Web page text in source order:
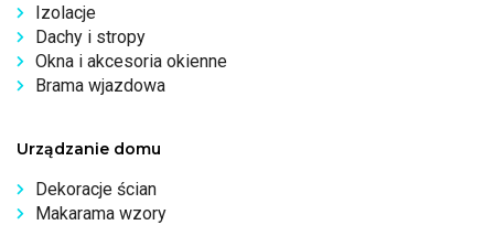
Izolacje
Dachy i stropy
Okna i akcesoria okienne
Brama wjazdowa
Urządzanie domu
Dekoracje ścian
Makarama wzory